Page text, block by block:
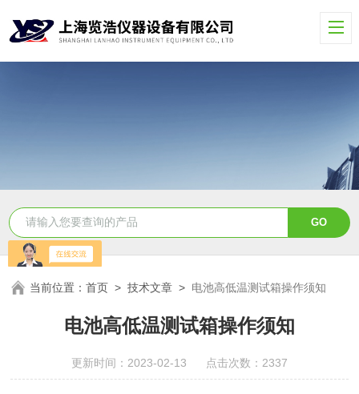
当前位置：首页 >技术文章 > 电池高低温测试箱操作须知
电池高低温测试箱操作须知
更新时间：2023-02-13 点击次数：2337